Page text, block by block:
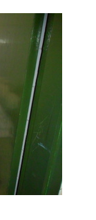
as
etc.
algum tipo de
escrevam
para
Parabéns
acomodar,
que podem
escreva estas